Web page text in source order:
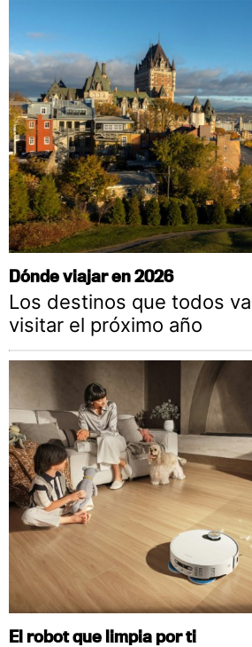
Dónde viajar en 2026
Los destinos que todos
visitar el próximo año
El robot que limpia por ti